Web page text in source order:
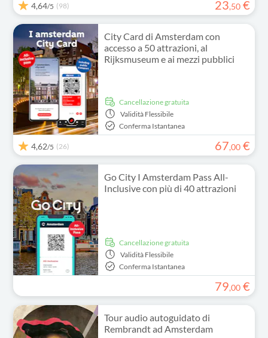
4,64/5 (98) 23,50 €
City Card di Amsterdam con
accesso a 50 attrazioni, al
Rijksmuseum e ai mezzi pubblici
Cancellazione gratuita
Validità Flessibile
Conferma Istantanea
4,62/5 (26) 67,00 €
Go City I Amsterdam Pass All-
Inclusive con più di 40 attrazioni
Cancellazione gratuita
Validità Flessibile
Conferma Istantanea
79,00 €
Tour audio autoguidato di
Rembrandt ad Amsterdam